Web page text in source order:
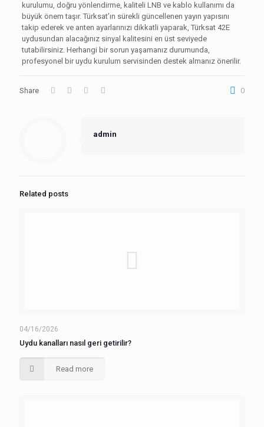
kurulumu, doğru yönlendirme, kaliteli LNB ve kablo kullanımı da
büyük önem taşır. Türksat’ın sürekli güncellenen yayın yapısını
takip ederek ve anten ayarlarınızı dikkatli yaparak, Türksat 42E
uydusundan alacağınız sinyal kalitesini en üst seviyede
tutabilirsiniz. Herhangi bir sorun yaşamanız durumunda,
profesyonel bir uydu kurulum servisinden destek almanız önerilir.
Share 0
admin
Related posts
04/16/2026
Uydu kanalları nasıl geri getirilir?
Read more